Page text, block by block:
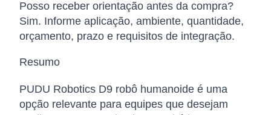
Posso receber orientação antes da compra?
Sim. Informe aplicação, ambiente, quantidade,
orçamento, prazo e requisitos de integração.
Resumo
PUDU Robotics D9 robô humanoide é uma
opção relevante para equipes que desejam